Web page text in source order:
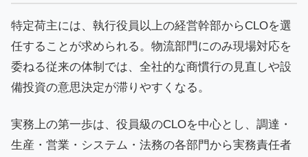
特定荷主には、執行役員以上の経営幹部からCLOを選
任することが求められる。物流部門にのみ現場対応を
委ねる従来の体制では、全社的な商慣行の見直しや設
備投資の意思決定が滞りやすくなる。
実務上の第一歩は、役員級のCLOを中心とし、調達・
生産・営業・システム・法務の各部門から実務責任者